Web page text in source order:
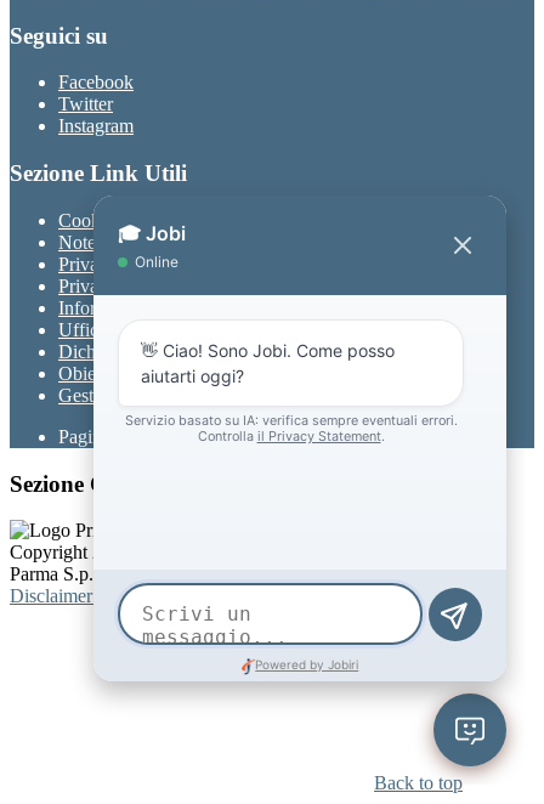
Seguici su
Facebook
Twitter
Instagram
Sezione Link Utili
Cookie policy
Note legali
Privacy
Privacy Policy
Informativa Privacy chatbot Jobi
Ufficio Relazioni con il Pubblico
Dichiarazione di accessibilità
Obiettivi di accessibilità
Gestione consensi cookie
Pagina visualizzata14960volte
Sezione Copyright
Copyright 2026 | Engineered and powered by Gruppo Spaggiari
Parma S.p.A. | Divisione Publishing & New Social Media
Disclaimer trattamento dati personali
Back to top